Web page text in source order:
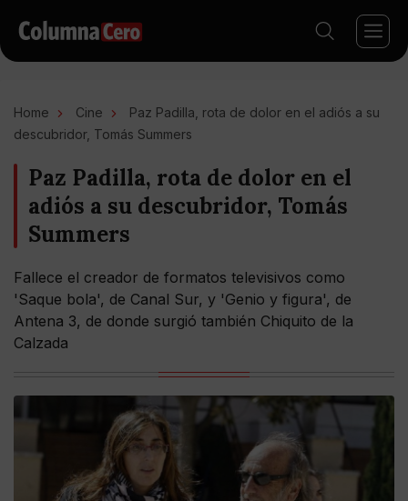
Home Cine
Paz Padilla, rota de dolor en el adiós a su
descubridor, Tomás Summers
Paz Padilla, rota de dolor en el
adiós a su descubridor, Tomás
Summers
Fallece el creador de formatos televisivos como
'Saque bola', de Canal Sur, y 'Genio y figura', de
Antena 3, de donde surgió también Chiquito de la
Calzada